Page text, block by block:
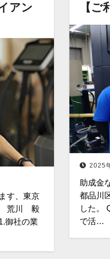
アン
す、東京
荒川 毅
御社の業
【
2025
助成金
都品川
した。
で活…